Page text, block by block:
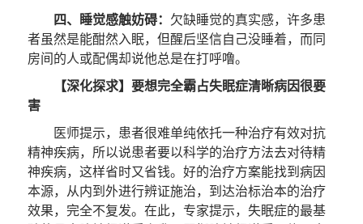
四、睡觉感触妨碍： 欠缺睡觉的真实感，许多患
者虽然是能酣然入眠，但醒后坚信自己没睡着，而同
房间的人或配偶却说他总是在打呼噜。
【深化探求】要想完全霸占失眠症清晰病因很要
害
医师提示，患者很难单纯依托一种治疗有效对抗
精神疾病，所以说患者要以科学的治疗方法去对待精
神疾病，这样省时又省钱。好的治疗方案能找到病因
本源，从内到外进行辨证施治，到达治标治本的治疗
效果，完全不复发。在此，专家提示，失眠症的最基